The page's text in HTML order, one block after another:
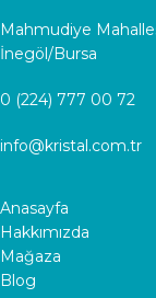
Mahmudiye
İnegöl/Bursa
0 (224) 777 00 72
info@kristal.com.tr
Anasayfa
Hakkımızda
Mağaza
Blog